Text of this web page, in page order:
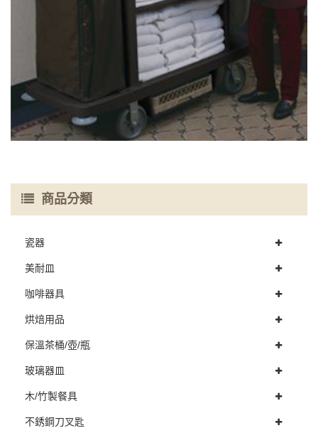
商品分類
瓷器
美耐皿
咖啡器具
烘焙用品
保溫茶桶/壺/瓶
玻璃器皿
木/竹製餐具
不銹鋼刀叉匙